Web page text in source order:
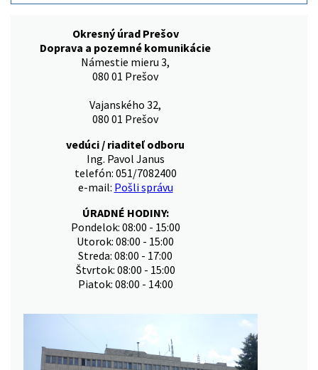
Okresný úrad Prešov
Doprava a pozemné komunikácie
Námestie mieru 3,
080 01 Prešov
Vajanského 32,
080 01 Prešov
vedúci / riaditeľ odboru
Ing. Pavol Janus
telefón: 051/7082400
e-mail: Pošli správu
ÚRADNÉ HODINY:
Pondelok: 08:00 - 15:00
Utorok: 08:00 - 15:00
Streda: 08:00 - 17:00
Štvrtok: 08:00 - 15:00
Piatok: 08:00 - 14:00